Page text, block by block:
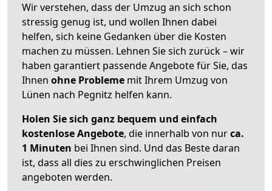
Wir verstehen, dass der Umzug an sich schon
stressig genug ist, und wollen Ihnen dabei
helfen, sich keine Gedanken über die Kosten
machen zu müssen. Lehnen Sie sich zurück – wir
haben garantiert passende Angebote für Sie, das
Ihnen ohne Probleme mit Ihrem Umzug von
Lünen nach Pegnitz helfen kann.
Holen Sie sich ganz bequem und einfach
kostenlose Angebote, die innerhalb von nurca.
1 Minuten bei Ihnen sind. Und das Beste daran
ist, dass all dies zu erschwinglichen Preisen
angeboten werden.